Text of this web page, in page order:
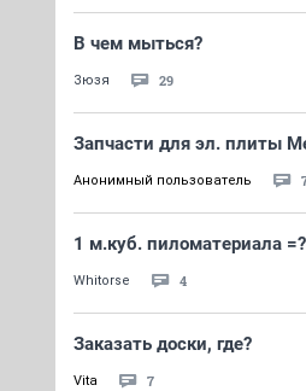
В чем мыться?
Зюзя 29
Запчасти для эл. плиты
Анонимный пользователь
1 м.куб. пиломатериала =?
Whitorse 4
Заказать доски, где?
Vita 7